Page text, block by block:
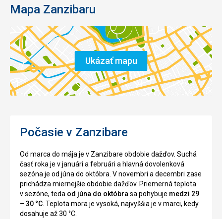
Mapa Zanzibaru
Ukázať mapu
Počasie v Zanzibare
Od marca do mája je v Zanzibare obdobie dažďov. Suchá
časť roka je v januári a februári a hlavná dovolenková
sezóna je od júna do októbra. V novembri a decembri zase
prichádza miernejšie obdobie dažďov. Priemerná teplota
v sezóne, teda od júna do októbra sa pohybuje medzi 29
– 30 °C . Teplota mora je vysoká, najvyššia je v marci, kedy
dosahuje až 30 °C.